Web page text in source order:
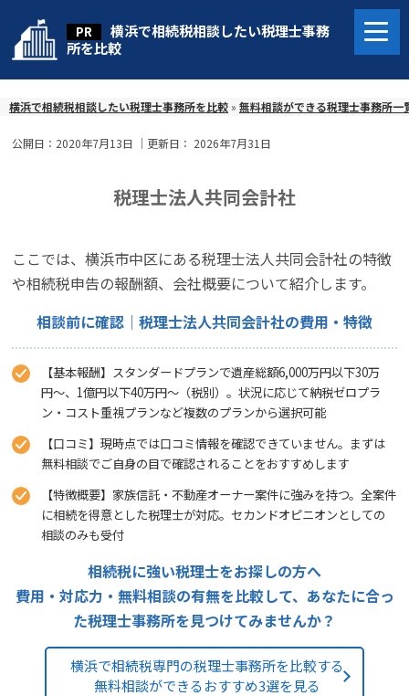
横浜で相続税相談したい税理士事務
所を比較
横浜で相続税相談したい税理士事務所を比較 » 無料相談ができる税理士事務所一
公開日： 2020年7月13日 ｜更新日： 2026年7月31日
税理士法人共同会計社
ここでは、横浜市中区にある税理士法人共同会計社の特徴
や相続税申告の報酬額、会社概要について紹介します。
相談前に確認｜税理士法人共同会計社の費用・特徴
【基本報酬】スタンダードプランで遺産総額6,000万円以下30万
円〜、1億円以下40万円〜（税別）。状況に応じて納税ゼロプラ
ン・コスト重視プランなど複数のプランから選択可能
【口コミ】現時点では口コミ情報を確認できていません。まずは
無料相談でご自身の目で確認されることをおすすめします
【特徴概要】家族信託・不動産オーナー案件に強みを持つ。全案件
に相続を得意とした税理士が対応。セカンドオピニオンとしての
相談のみも受付
相続税に強い税理士をお探しの方へ
費用・対応力・無料相談の有無を比較して、あなたに合っ
た税理士事務所を見つけてみませんか？
横浜で相続税専門の税理士事務所を比較する
無料相談ができるおすすめ3選を見る